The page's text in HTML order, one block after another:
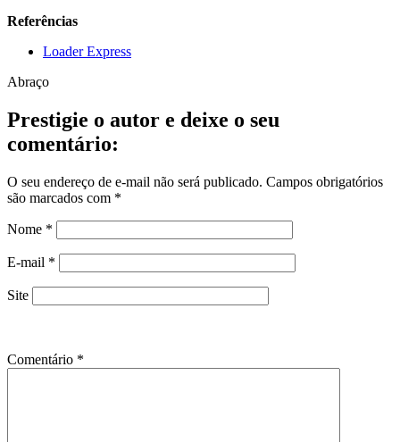
Referências
Loader Express
Abraço
Prestigie o autor e deixe o seu
comentário:
O seu endereço de e-mail não será publicado. Campos obrigatórios
são marcados com *
Nome *
E-mail *
Site
Comentário *